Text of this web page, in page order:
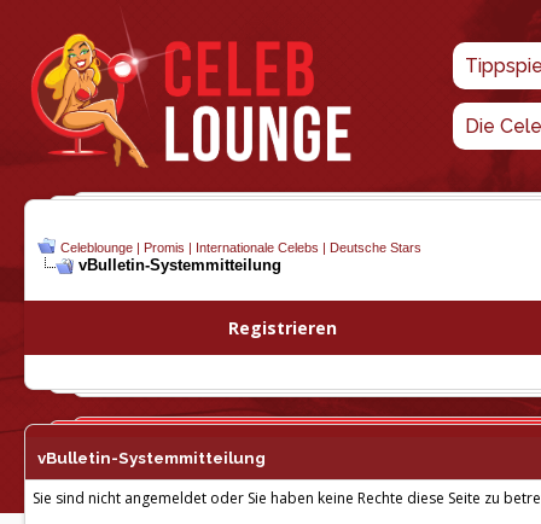
Die
Celeblounge | Promis | Internationale Celebs | Deutsche Stars
vBulletin-Systemmitteilung
Registrieren
vBulletin-Systemmitteilung
Sie sind nicht angemeldet oder Sie haben keine Rechte diese Seite zu